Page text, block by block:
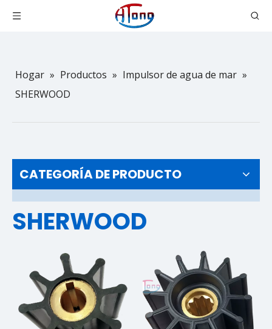
Hogar » Productos » Impulsor de agua de mar »
SHERWOOD
CATEGORÍA DE PRODUCTO
SHERWOOD